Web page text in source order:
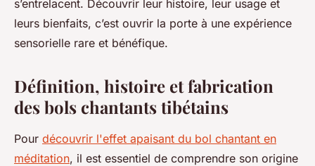
s’entrelacent. Découvrir leur histoire, leur usage et
leurs bienfaits, c’est ouvrir la porte à une expérience
sensorielle rare et bénéfique.
Définition, histoire et fabrication
des bols chantants tibétains
Pour découvrir l'effet apaisant du bol chantant en
méditation, il est essentiel de comprendre son origine